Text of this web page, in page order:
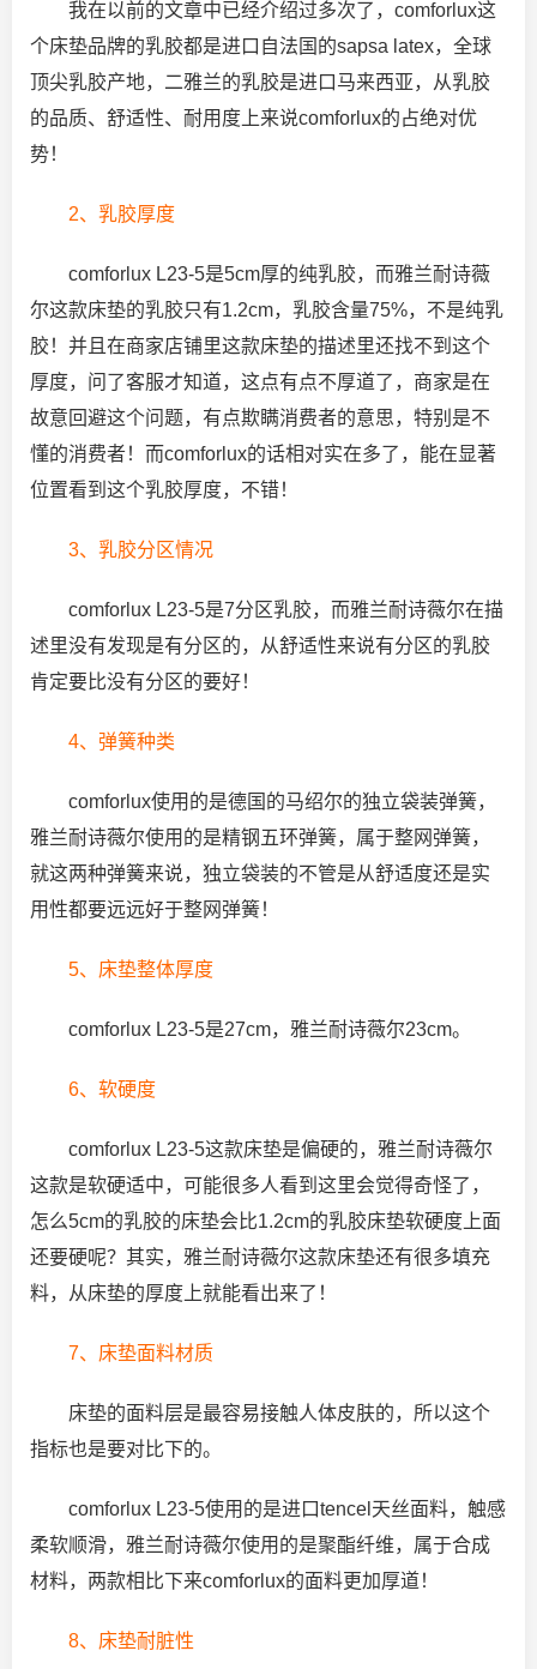
我在以前的文章中已经介绍过多次了，comforlux这
个床垫品牌的乳胶都是进口自法国的sapsa latex，全球
顶尖乳胶产地，二雅兰的乳胶是进口马来西亚，从乳胶
的品质、舒适性、耐用度上来说comforlux的占绝对优
势！
2、乳胶厚度
comforlux L23-5是5cm厚的纯乳胶，而雅兰耐诗薇
尔这款床垫的乳胶只有1.2cm，乳胶含量75%，不是纯乳
胶！并且在商家店铺里这款床垫的描述里还找不到这个
厚度，问了客服才知道，这点有点不厚道了，商家是在
故意回避这个问题，有点欺瞒消费者的意思，特别是不
懂的消费者！而comforlux的话相对实在多了，能在显著
位置看到这个乳胶厚度，不错！
3、乳胶分区情况
comforlux L23-5是7分区乳胶，而雅兰耐诗薇尔在描
述里没有发现是有分区的，从舒适性来说有分区的乳胶
肯定要比没有分区的要好！
4、弹簧种类
comforlux使用的是德国的马绍尔的独立袋装弹簧，
雅兰耐诗薇尔使用的是精钢五环弹簧，属于整网弹簧，
就这两种弹簧来说，独立袋装的不管是从舒适度还是实
用性都要远远好于整网弹簧！
5、床垫整体厚度
comforlux L23-5是27cm，雅兰耐诗薇尔23cm。
6、软硬度
comforlux L23-5这款床垫是偏硬的，雅兰耐诗薇尔
这款是软硬适中，可能很多人看到这里会觉得奇怪了，
怎么5cm的乳胶的床垫会比1.2cm的乳胶床垫软硬度上面
还要硬呢？其实，雅兰耐诗薇尔这款床垫还有很多填充
料，从床垫的厚度上就能看出来了！
7、床垫面料材质
床垫的面料层是最容易接触人体皮肤的，所以这个
指标也是要对比下的。
comforlux L23-5使用的是进口tencel天丝面料，触感
柔软顺滑，雅兰耐诗薇尔使用的是聚酯纤维，属于合成
材料，两款相比下来comforlux的面料更加厚道！
8、床垫耐脏性